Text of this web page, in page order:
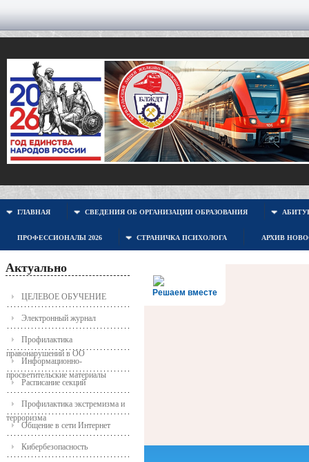
ГЛАВНАЯ СВЕДЕНИЯ ОБ ОРГАНИЗАЦИИ ОБРАЗОВАНИЯ
ПРОФЕССИОНАЛЫ 2026 СТРАНИЧКА ПСИХОЛОГА АРХИВ
Актуально
ЦЕЛЕВОЕ ОБУЧЕНИЕ
Электронный журнал
Профилактика
правонарушений в ОО
Информационно-
просветительские материалы
Расписание секций
Профилактика экстремизма и
терроризма
Общение в сети Интернет
Кибербезопасность
Решаем вместе